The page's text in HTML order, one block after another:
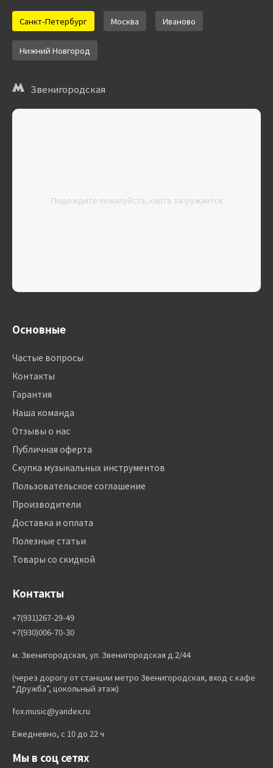
Санкт-Петербург Москва Иваново
Нижний Новгород
Звенигородская
Подождите пожалуйста, карта загружается
Основные
Частые вопросы
Контакты
Гарантия
Наша команда
Отзывы о нас
Публичная оферта
Скупка музыкальных инструментов
Пользовательское соглашение
Производители
Доставка и оплата
Полезные статьи
Товары со скидкой
Контакты
+7(931)267-29-49
+7(930)006-70-30
м. Звенигородская, ул. Звенигородская д.2/44
(через дорогу от станции метро Звенигородская, вход с кафе
“Дружба”, цокольный этаж)
fox.music@yandex.ru
Ежедневно, с 10 до 22 ч
Мы в соц сетях